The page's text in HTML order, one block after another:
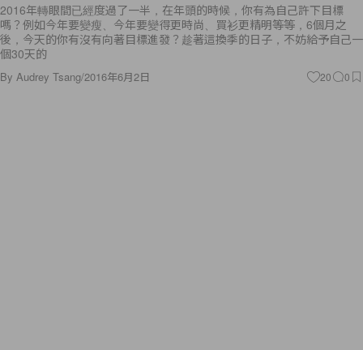
2016年轉眼間已經度過了一半，在年頭的時候，你有為自己許下目標
嗎？例如今年要變瘦、今年要變得更時尚、買衫更精明等等，6個月之
後，今天的你有沒有向著目標進發？趁著這換季的日子，不妨給予自己一
個30天的
By Audrey Tsang/2016年6月2日 20 0